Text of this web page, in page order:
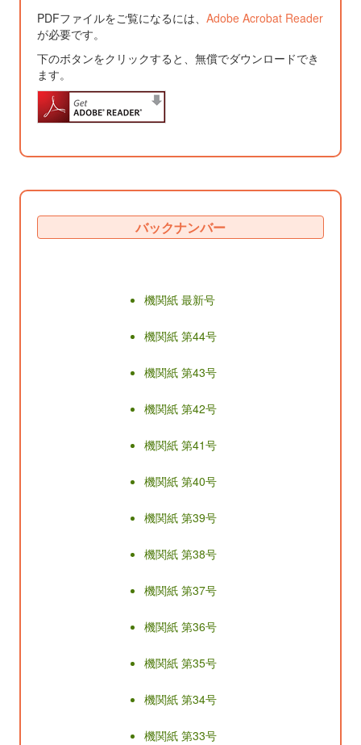
PDFファイルをご覧になるには、 Adobe Acrobat Reader
が必要です。
下のボタンをクリックすると、無償でダウンロードでき
ます。
バックナンバー
機関紙 最新号
機関紙 第44号
機関紙 第43号
機関紙 第42号
機関紙 第41号
機関紙 第40号
機関紙 第39号
機関紙 第38号
機関紙 第37号
機関紙 第36号
機関紙 第35号
機関紙 第34号
機関紙 第33号